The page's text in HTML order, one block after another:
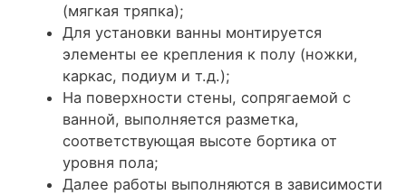
(мягкая тряпка);
Для установки ванны монтируется
элементы ее крепления к полу (ножки,
каркас, подиум и т.д.);
На поверхности стены, сопрягаемой с
ванной, выполняется разметка,
соответствующая высоте бортика от
уровня пола;
Далее работы выполняются в зависимости